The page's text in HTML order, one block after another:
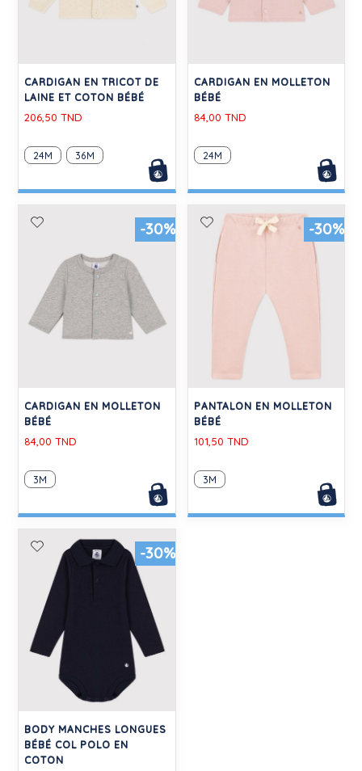
CARDIGAN EN TRICOT DE
LAINE ET COTON BÉBÉ
206,50 TND
24M 36M
CARDIGAN EN MOLLETON
BÉBÉ
84,00 TND
24M
-30%
CARDIGAN EN MOLLETON
BÉBÉ
84,00 TND
3M
-30%
PANTALON EN MOLLETON
BÉBÉ
101,50 TND
3M
-30%
BODY MANCHES LONGUES
BÉBÉ COL POLO EN
COTON